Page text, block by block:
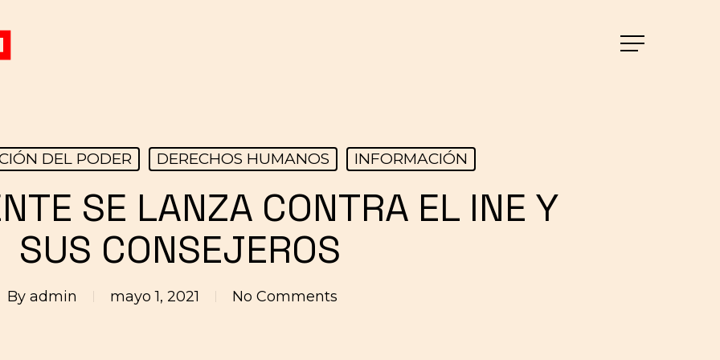
Menu
DEL PODER DERECHOS HUMANOS INFORMACIÓN
SE LANZA CONTRA EL INE Y
SUS CONSEJEROS
By admin mayo 1, 2021 No Comments